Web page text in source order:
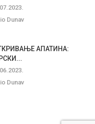
Dunav
АПАТИНА:
Dunav